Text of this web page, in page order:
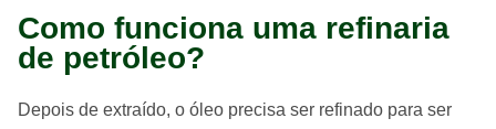
Como funciona uma refinaria
de petróleo?
Depois de extraído, o óleo precisa ser refinado para ser